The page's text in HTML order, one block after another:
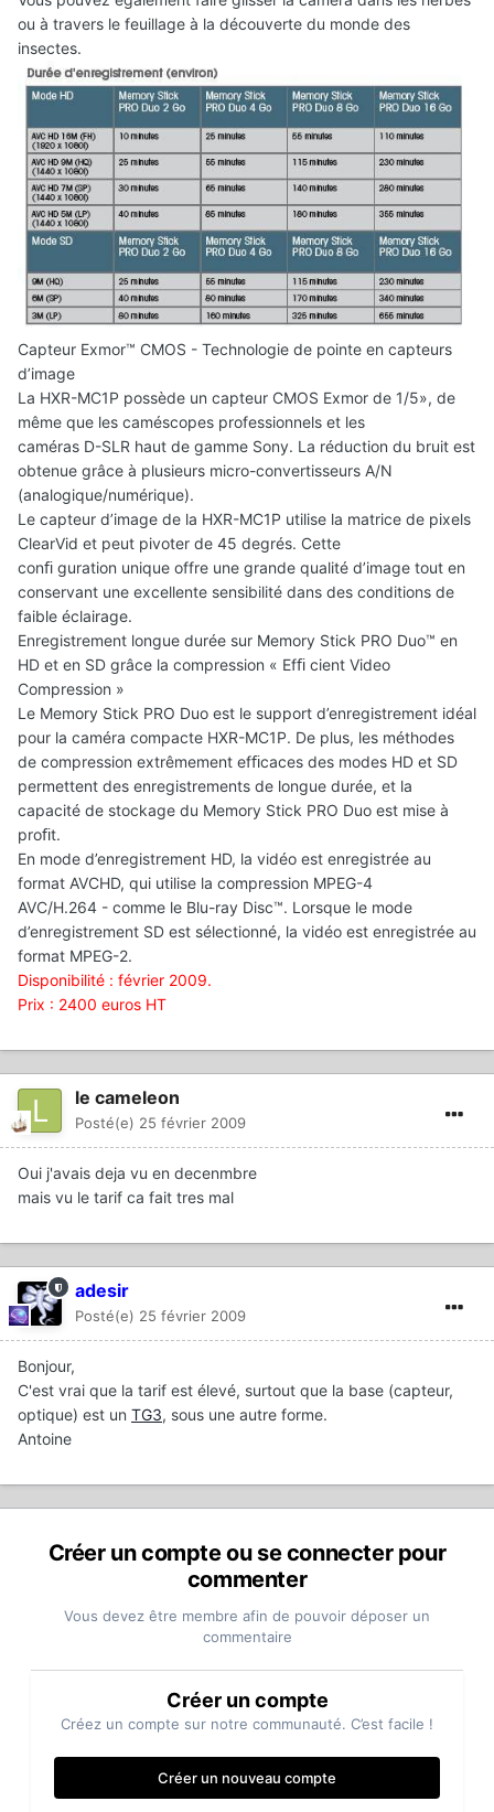
ou à travers le feuillage à la découverte du monde des
insectes.
Capteur Exmor™ CMOS - Technologie de pointe en capteurs
d’image
La HXR-MC1P possède un capteur CMOS Exmor de 1/5», de
même que les caméscopes professionnels et les
caméras D-SLR haut de gamme Sony. La réduction du bruit est
obtenue grâce à plusieurs micro-convertisseurs A/N
(analogique/numérique).
Le capteur d’image de la HXR-MC1P utilise la matrice de pixels
ClearVid et peut pivoter de 45 degrés. Cette
conﬁ guration unique offre une grande qualité d’image tout en
conservant une excellente sensibilité dans des conditions de
faible éclairage.
Enregistrement longue durée sur Memory Stick PRO Duo™ en
HD et en SD grâce la compression « Efﬁ cient Video
Compression »
Le Memory Stick PRO Duo est le support d’enregistrement idéal
pour la caméra compacte HXR-MC1P. De plus, les méthodes
de compression extrêmement efﬁcaces des modes HD et SD
permettent des enregistrements de longue durée, et la
capacité de stockage du Memory Stick PRO Duo est mise à
proﬁt.
En mode d’enregistrement HD, la vidéo est enregistrée au
format AVCHD, qui utilise la compression MPEG-4
AVC/H.264 - comme le Blu-ray Disc™. Lorsque le mode
d’enregistrement SD est sélectionné, la vidéo est enregistrée au
format MPEG-2.
Disponibilité : février 2009.
Prix : 2400 euros HT
le cameleon
Posté(e) 25 février 2009
Oui j'avais deja vu en decenmbre
mais vu le tarif ca fait tres mal
adesir
Posté(e) 25 février 2009
Bonjour,
C'est vrai que la tarif est élevé, surtout que la base (capteur,
optique) est un TG3, sous une autre forme.
Antoine
Créer un compte ou se connecter pour
commenter
Vous devez être membre afin de pouvoir déposer un
commentaire
Créer un compte
Créez un compte sur notre communauté. C’est facile !
Créer un nouveau compte